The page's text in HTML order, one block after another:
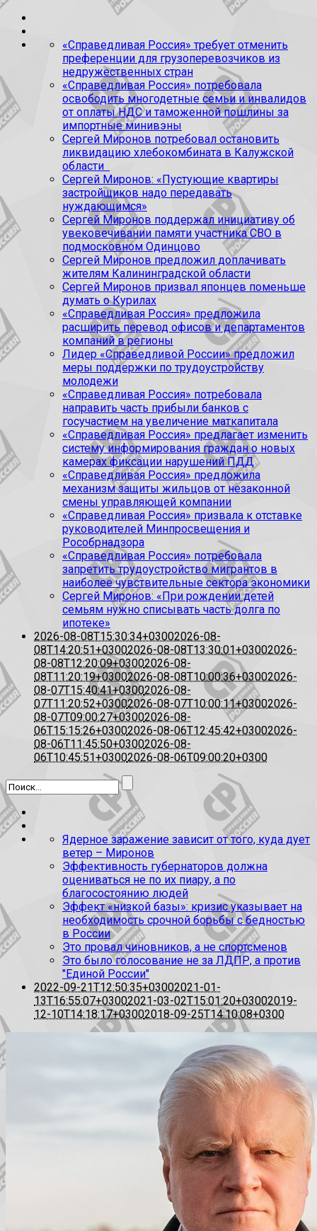
«Справедливая Россия» требует отменить
преференции для грузоперевозчиков из
недружественных стран
«Справедливая Россия» потребовала
освободить многодетные семьи и инвалидов
от оплаты НДС и таможенной пошлины за
импортные минивэны
Сергей Миронов потребовал остановить
ликвидацию хлебокомбината в Калужской
области
Сергей Миронов: «Пустующие квартиры
застройщиков надо передавать
нуждающимся»
Сергей Миронов поддержал инициативу об
увековечивании памяти участника СВО в
подмосковном Одинцово
Сергей Миронов предложил доплачивать
жителям Калининградской области
Сергей Миронов призвал японцев поменьше
думать о Курилах
«Справедливая Россия» предложила
расширить перевод офисов и департаментов
компаний в регионы
Лидер «Справедливой России» предложил
меры поддержки по трудоустройству
молодежи
«Справедливая Россия» потребовала
направить часть прибыли банков с
госучастием на увеличение маткапитала
«Справедливая Россия» предлагает изменить
систему информирования граждан о новых
камерах фиксации нарушений ПДД
«Справедливая Россия» предложила
механизм защиты жильцов от незаконной
смены управляющей компании
«Справедливая Россия» призвала к отставке
руководителей Минпросвещения и
Рособрнадзора
«Справедливая Россия» потребовала
запретить трудоустройство мигрантов в
наиболее чувствительные сектора экономики
Сергей Миронов: «При рождении детей
семьям нужно списывать часть долга по
ипотеке»
2026-08-08T15:30:34+03002026-08-
08T14:20:51+03002026-08-08T13:30:01+03002026-
08-08T12:20:09+03002026-08-
08T11:20:19+03002026-08-08T10:00:36+03002026-
08-07T15:40:41+03002026-08-
07T11:20:52+03002026-08-07T10:00:11+03002026-
08-07T09:00:27+03002026-08-
06T15:15:26+03002026-08-06T12:45:42+03002026-
08-06T11:45:50+03002026-08-
06T10:45:51+03002026-08-06T09:00:20+0300
Ядерное заражение зависит от того, куда дует
ветер – Миронов
Эффективность губернаторов должна
оцениваться не по их пиару, а по
благосостоянию людей
Эффект «низкой базы»: кризис указывает на
необходимость срочной борьбы с бедностью
в России
Это провал чиновников, а не спортсменов
Это было голосование не за ЛДПР, а против
"Единой России"
2022-09-21T12:50:35+03002021-01-
13T16:55:07+03002021-03-02T15:01:20+03002019-
12-10T14:18:17+03002018-09-25T14:10:08+0300